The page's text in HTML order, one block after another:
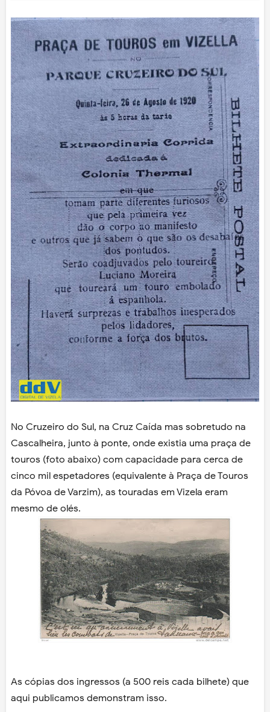
No Cruzeiro do Sul, na Cruz Caída mas sobretudo na
Cascalheira, junto à ponte, onde existia uma praça de
touros (foto abaixo) com capacidade para cerca de
cinco mil espetadores (equivalente à Praça de Touros
da Póvoa de Varzim), as touradas em Vizela eram
mesmo de olés.
As cópias dos ingressos (a 500 reis cada bilhete) que
aqui publicamos demonstram isso.